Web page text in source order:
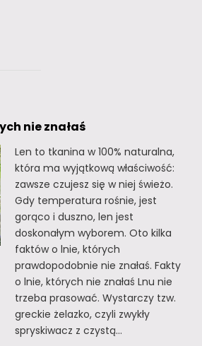
nie znałaś
Len to tkanina w 100% naturalna,
która ma wyjątkową właściwość:
zawsze czujesz się w niej świeżo.
Gdy temperatura rośnie, jest
gorąco i duszno, len jest
doskonałym wyborem. Oto kilka
faktów o lnie, których
prawdopodobnie nie znałaś. Fakty
o lnie, których nie znałaś Lnu nie
trzeba prasować. Wystarczy tzw.
greckie żelazko, czyli zwykły
spryskiwacz z czystą…